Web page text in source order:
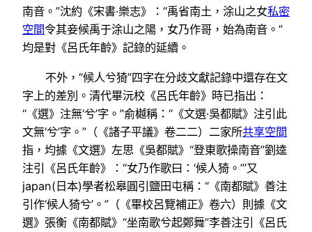
南音。”沈約《宋書·樂志》：“禹省南土，涂山之女私密
空間令其妾候禹于涂山之陽，女乃作哥，始為南音。”
均是對《呂氏年齡》記錄的延續。
不外，“候人兮猗”四字在分歧文獻記錄中還存在文
字上的差別。清代畢沅校《呂氏年齡》時已指出：
“《選》注無‘兮’字。”俞樾稱：“《文選·吳都賦》注引此
文無‘兮’字。”（《諸子平議》卷二二）二家所共享空間
指，均據《文選》左思《吳都賦》“登東歌操南音”劉逵
注引《呂氏年齡》：“女乃作歌曰：‘候人猗。’”又
japan(日本)學者松皋圓引鹽田屯稱：“《南都賦》善注
引作‘候人猗兮’。”（《畢校呂覽補正》卷六）則據《文
選》張衡《南都賦》“坐南歌兮起鄭舞”李善注引《呂氏